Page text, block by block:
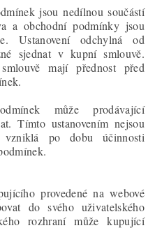
jsou nedílnou součástí
a obchodní podmínky jsou
Ustanovení odchylná od
sjednat v kupní smlouvě.
mají přednost před
může prodávající
Tímto ustanovením nejsou
po dobu účinnosti
provedené na webové
do svého uživatelského
rozhraní může kupující